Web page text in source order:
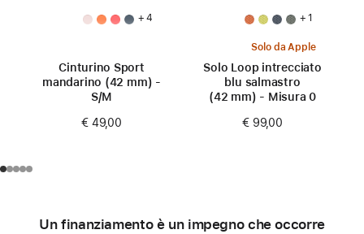
+ 4
Cinturino Sport
mandarino (42 mm) -
S/M
€ 49,00
+ 1
Solo da Apple
Solo Loop intrecciato
blu salmastro
(42 mm) - Misura 0
€ 99,00
Un finanziamento è un impegno che occorre